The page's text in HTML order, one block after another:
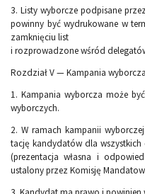
3. Listy wyborcze podpisane
powinny być wydrukowane w
zamknięciu list
i rozprowadzone wśród
Rozdział V — Kampania wyborcza
1. Kampania wyborcza może
wyborczych.
2. W ramach kampanii
tację kandydatów dla
(prezentacja własna i
ustalony przez Komisję